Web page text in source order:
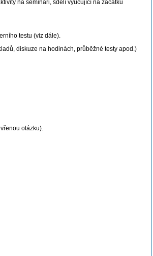
na semináři, sdělí vyučující na začátku
testu (viz dále).
diskuze na hodinách, průběžné testy apod.)
otázku).